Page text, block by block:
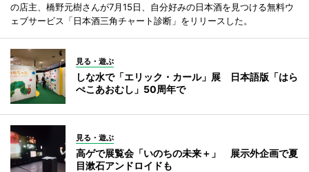
の店主、橋野元樹さんが7月15日、自分好みの日本酒を見つける無料ウ
ェブサービス「日本酒三角チャート診断」をリリースした。
見る・遊ぶ
しな水で「エリック・カール」展 日本語版「はら
ぺこあおむし」50周年で
見る・遊ぶ
高ゲで展覧会「いのちの未来＋」 展示外企画で夏
目漱石アンドロイドも